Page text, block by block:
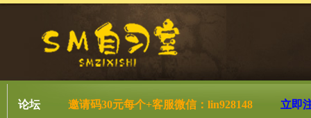
论坛 邀请码30元每个+客服微信：lin928148 立即